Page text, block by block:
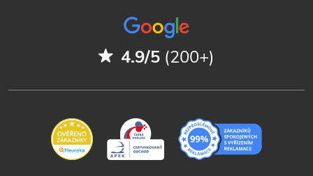
4.9/5 (200+)